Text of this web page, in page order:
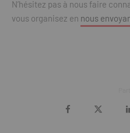
N’hésitez pas à nous faire
vous organisez en nous